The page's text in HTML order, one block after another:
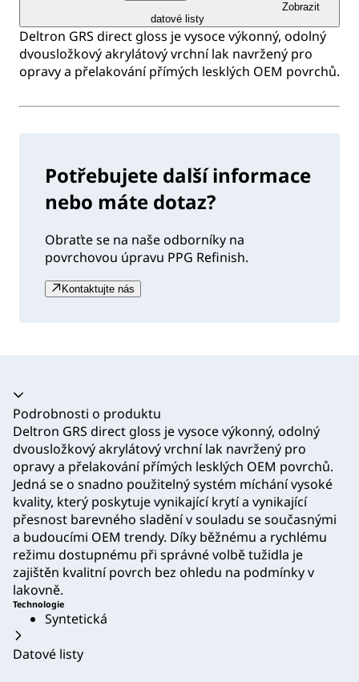
Zobrazit
datové listy
Deltron GRS direct gloss je vysoce výkonný, odolný
dvousložkový akrylátový vrchní lak navržený pro
opravy a přelakování přímých lesklých OEM povrchů.
Potřebujete další informace
nebo máte dotaz?
Obraťte se na naše odborníky na
povrchovou úpravu PPG Refinish.
Kontaktujte nás
Akordeon se zhroutil
Podrobnosti o produktu
Deltron GRS direct gloss je vysoce výkonný, odolný
dvousložkový akrylátový vrchní lak navržený pro
opravy a přelakování přímých lesklých OEM povrchů.
Jedná se o snadno použitelný systém míchání vysoké
kvality, který poskytuje vynikající krytí a vynikající
přesnost barevného sladění v souladu se současnými
a budoucími OEM trendy. Díky běžnému a rychlému
režimu dostupnému při správné volbě tužidla je
zajištěn kvalitní povrch bez ohledu na podmínky v
lakovně.
Technologie
Syntetická
Datové listy